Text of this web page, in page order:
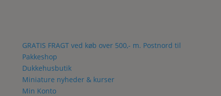
GRATIS FRAGT ved køb over 500,- m. Postnord til
Pakkeshop
Dukkehusbutik
Miniature nyheder & kurser
Min Konto